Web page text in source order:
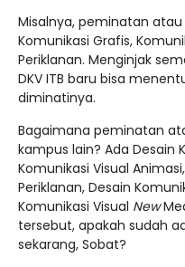
Misalnya, peminatan atau
Komunikasi Grafis,
Periklanan. Menginjak
DKV ITB baru bisa
diminatinya.
Bagaimana peminatan
kampus lain? Ada Desain
Komunikasi Visual
Periklanan, Desain
Komunikasi Visual New
tersebut, apakah sudah
sekarang, Sobat?